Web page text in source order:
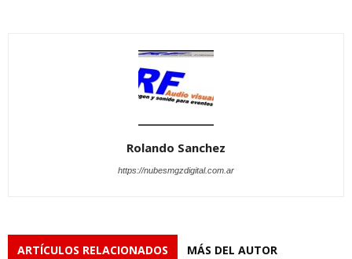
Rolando Sanchez
https://nubesmgzdigital.com.ar
ARTÍCULOS RELACIONADOS MÁS DEL AUTOR